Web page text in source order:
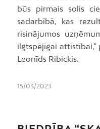
būs pirmais solis
sadarbībā, kas
risinājumos
ilgtspējīgai
Leonīds Ribickis.
15/03/2023